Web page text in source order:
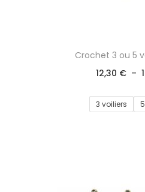
Crochet 3 ou 5
12,30 € –
3 voiliers